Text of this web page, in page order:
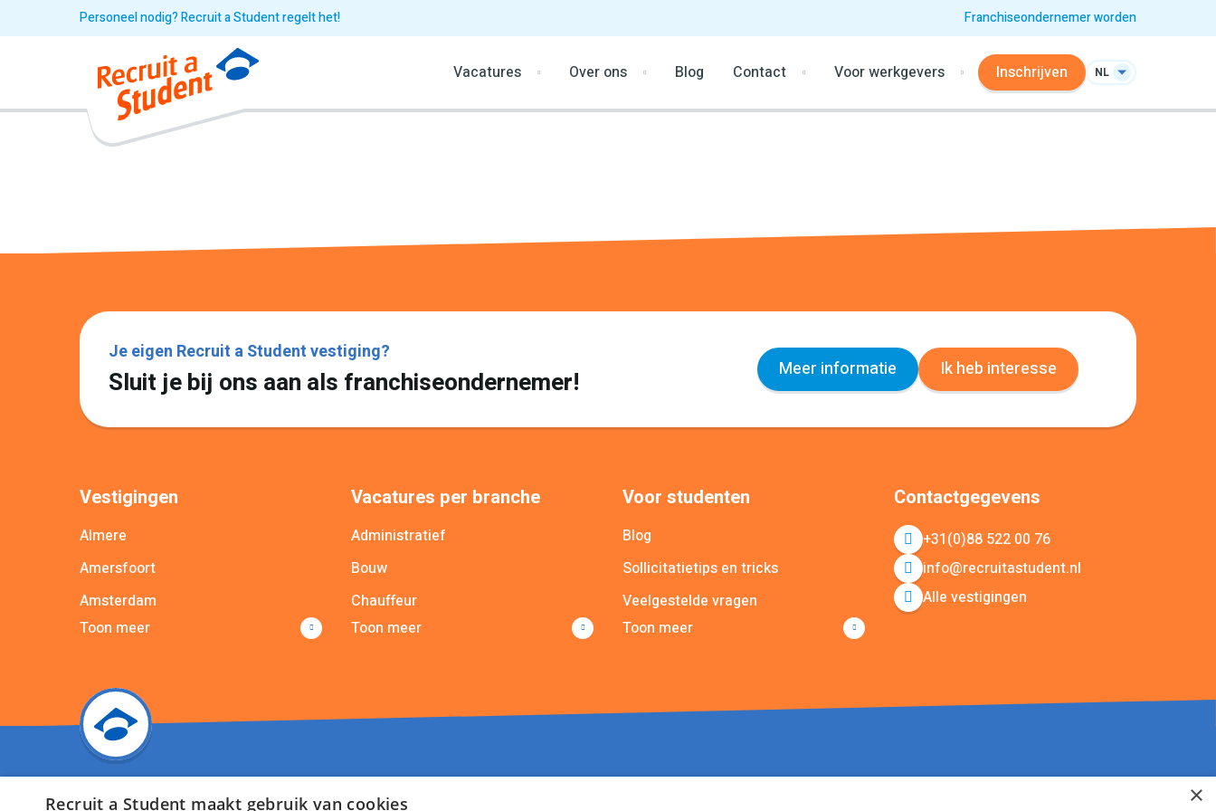
Personeel nodig? Recruit a Student regelt het! Franchiseondernemer worden
Vacatures Over ons Blog Contact Voor werkgevers Inschrijven NL
Je eigen Recruit a Student vestiging?
Sluit je bij ons aan als franchiseondernemer! Meer informatie Ik heb interesse
Vestigingen
Almere
Amersfoort
Amsterdam
Apeldoorn
Breda
Bekijk alle vestigingen
Toon meer
Vacatures per branche
Administratief
Bouw
Chauffeur
Commercieel
Toon meer
Voor studenten
Blog
Sollicitatietips en tricks
Veelgestelde vragen
MY Recruit app
Toon meer
Contactgegevens
+31(0)88 522 00 76
info@recruitastudent.nl
Alle vestigingen
×
Recruit a Student maakt gebruik van cookies